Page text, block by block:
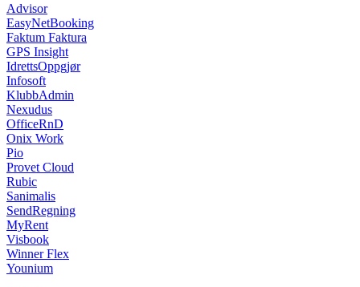
Advisor
EasyNetBooking
Faktum Faktura
GPS Insight
IdrettsOppgjør
Infosoft
KlubbAdmin
Nexudus
OfficeRnD
Onix Work
Pio
Provet Cloud
Rubic
Sanimalis
SendRegning
MyRent
Visbook
Winner Flex
Younium